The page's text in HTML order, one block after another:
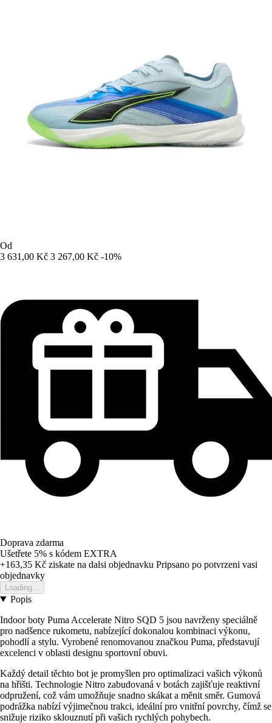
Od
3 631,00 Kč 3 267,00 Kč -10%
Doprava zdarma
Ušetřete 5% s kódem EXTRA
+163,35 Kč ziskate na dalsi objednavku Pripsano po potvrzeni vasi
objednavky
Loading...
Popis
Indoor boty Puma Accelerate Nitro SQD 5 jsou navrženy speciálně
pro nadšence rukometu, nabízející dokonalou kombinaci výkonu,
pohodlí a stylu. Vyrobené renomovanou značkou Puma, představují
excelenci v oblasti designu sportovní obuvi.
Každý detail těchto bot je promyšlen pro optimalizaci vašich výkonů
na hřišti. Technologie Nitro zabudovaná v botách zajišťuje reaktivní
odpružení, což vám umožňuje snadno skákat a měnit směr. Gumová
podrážka nabízí výjimečnou trakci, ideální pro vnitřní povrchy, čímž se
snižuje riziko sklouznutí při vašich rychlých pohybech.